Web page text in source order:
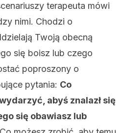
terapeuta mówi
nimi. Chodzi o
Twoją obecną
się boisz lub czego
poproszony o
pytania: Co
abyś znalazł się
się obawiasz lub